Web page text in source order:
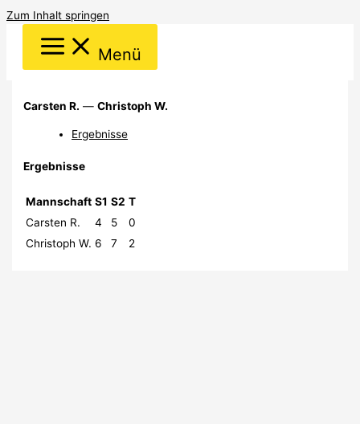
Zum Inhalt springen
Menü
Carsten R. —Christoph W.
Ergebnisse
Ergebnisse
Mannschaft S1 S2 T
Carsten R.
4 5
0
Christoph W. 6 7 2